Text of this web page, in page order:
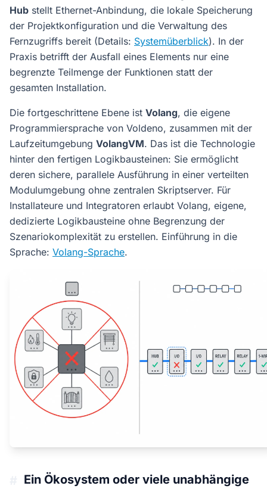
Hub stellt Ethernet-Anbindung, die lokale Speicherung
der Projektkonfiguration und die Verwaltung des
Fernzugriffs bereit (Details: Systemüberblick). In der
Praxis betrifft der Ausfall eines Elements nur eine
begrenzte Teilmenge der Funktionen statt der
gesamten Installation.
Die fortgeschrittene Ebene ist Volang, die eigene
Programmiersprache von Voldeno, zusammen mit der
Laufzeitumgebung VolangVM. Das ist die Technologie
hinter den fertigen Logikbausteinen: Sie ermöglicht
deren sichere, parallele Ausführung in einer verteilten
Modulumgebung ohne zentralen Skriptserver. Für
Installateure und Integratoren erlaubt Volang, eigene,
dedizierte Logikbausteine ohne Begrenzung der
Szenariokomplexität zu erstellen. Einführung in die
Sprache: Volang-Sprache.
Ein Ökosystem oder viele unabhängige